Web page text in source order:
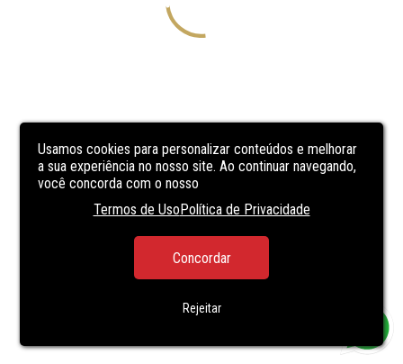
Usamos cookies para personalizar conteúdos e melhorar
a sua experiência no nosso site. Ao continuar navegando,
você concorda com o nosso
Termos de UsoPolítica de Privacidade
Concordar
Rejeitar